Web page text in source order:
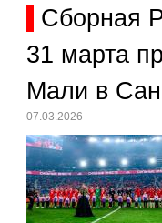
Сборная
31 марта
Мали в
07.03.2026